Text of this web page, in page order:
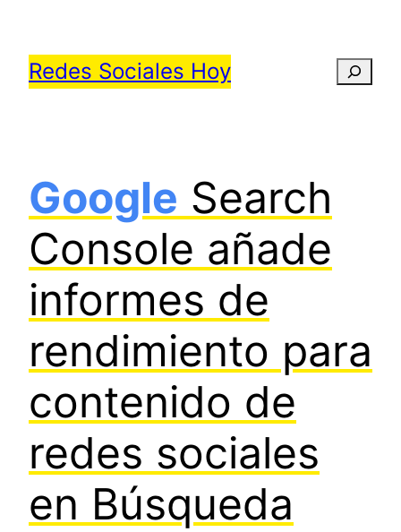
contenido
Redes Sociales Hoy
Google Search
Console añade
informes de
rendimiento para
contenido de
redes sociales
en Búsqueda